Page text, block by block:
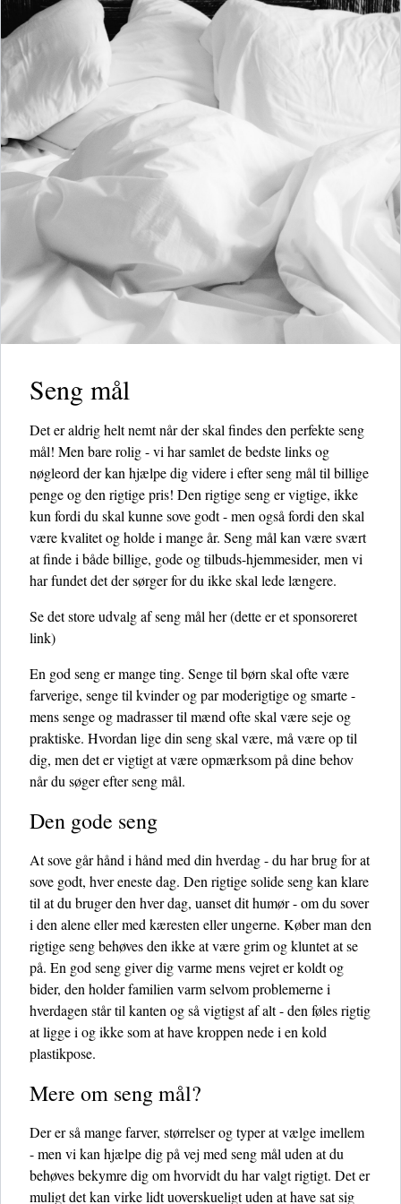
Seng mål
Det er aldrig helt nemt når der skal findes den perfekte seng
mål! Men bare rolig - vi har samlet de bedste links og
nøgleord der kan hjælpe dig videre i efter seng mål til billige
penge og den rigtige pris! Den rigtige seng er vigtige, ikke
kun fordi du skal kunne sove godt - men også fordi den skal
være kvalitet og holde i mange år. Seng mål kan være svært
at finde i både billige, gode og tilbuds-hjemmesider, men vi
har fundet det der sørger for du ikke skal lede længere.
Se det store udvalg af seng mål her(dette er et sponsoreret
link)
En god seng er mange ting. Senge til børn skal ofte være
farverige, senge til kvinder og par moderigtige og smarte -
mens senge og madrasser til mænd ofte skal være seje og
praktiske. Hvordan lige din seng skal være, må være op til
dig, men det er vigtigt at være opmærksom på dine behov
når du søger efter seng mål.
Den gode seng
At sove går hånd i hånd med din hverdag - du har brug for at
sove godt, hver eneste dag. Den rigtige solide seng kan klare
til at du bruger den hver dag, uanset dit humør - om du sover
i den alene eller med kæresten eller ungerne. Køber man den
rigtige seng behøves den ikke at være grim og kluntet at se
på. En god seng giver dig varme mens vejret er koldt og
bider, den holder familien varm selvom problemerne i
hverdagen står til kanten og så vigtigst af alt - den føles rigtig
at ligge i og ikke som at have kroppen nede i en kold
plastikpose.
Mere om seng mål?
Der er så mange farver, størrelser og typer at vælge imellem
- men vi kan hjælpe dig på vej med seng mål uden at du
behøves bekymre dig om hvorvidt du har valgt rigtigt. Det er
muligt det kan virke lidt uoverskueligt uden at have sat sig